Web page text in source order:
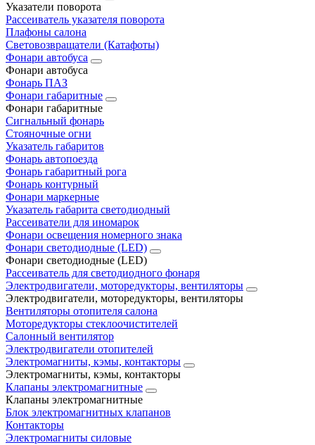
Указатели поворота
Рассеиватель указателя поворота
Плафоны салона
Световозвращатели (Катафоты)
Фонари автобуса
Фонари автобуса
Фонарь ПАЗ
Фонари габаритные
Фонари габаритные
Сигнальный фонарь
Стояночные огни
Указатель габаритов
Фонарь автопоезда
Фонарь габаритный рога
Фонарь контурный
Фонари маркерные
Указатель габарита светодиодный
Рассеиватели для иномарок
Фонари освещения номерного знака
Фонари светодиодные (LED)
Фонари светодиодные (LED)
Рассеиватель для светодиодного фонаря
Электродвигатели, моторедукторы, вентиляторы
Электродвигатели, моторедукторы, вентиляторы
Вентиляторы отопителя салона
Моторедукторы стеклоочистителей
Салонный вентилятор
Электродвигатели отопителей
Электромагниты, кэмы, контакторы
Электромагниты, кэмы, контакторы
Клапаны электромагнитные
Клапаны электромагнитные
Блок электромагнитных клапанов
Контакторы
Электромагниты силовые